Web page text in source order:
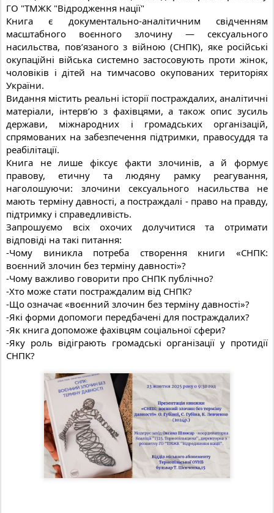
ГО "ТМЖК "Відродження нації"
Книга є документально-аналітичним свідченням
масштабного воєнного злочину — сексуального
насильства, пов’язаного з війною (СНПК), яке російські
окупаційні війська системно застосовують проти жінок,
чоловіків і дітей на тимчасово окупованих територіях
України.
Видання містить реальні історії постраждалих, аналітичні
матеріали, інтерв’ю з фахівцями, а також опис зусиль
держави, міжнародних і громадських організацій,
спрямованих на забезпечення підтримки, правосуддя та
реабілітації.
Книга не лише фіксує факти злочинів, а й формує
правову, етичну та людяну рамку реагування,
наголошуючи: злочини сексуального насильства не
мають терміну давності, а постраждалі - право на правду,
підтримку і справедливість.
Запрошуємо всіх охочих долучитися та отримати
відповіді на такі питання:
-Чому виникла потреба створення книги «СНПК:
воєнний злочин без терміну давності»?
-Чому важливо говорити про СНПК публічно?
-Хто може стати постраждалим від СНПК?
-Що означає «воєнний злочин без терміну давності»?
-Які форми допомоги передбачені для постраждалих?
-Як книга допоможе фахівцям соціальної сфери?
-Яку роль відіграють громадські організації у протидії
СНПК?